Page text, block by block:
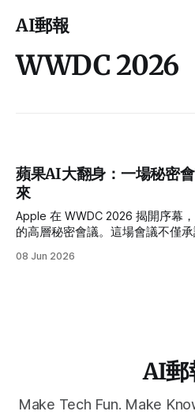
AI郵報
WWDC 2026
蘋果AI大翻身：一場秘密
來
Apple 在 WWDC 2026 揭開序幕
的高層秘密會議。這場會議不僅
蘋果的 AI 佈局。
08 Jun 2026
AI郵
Make Tech Fun. Make